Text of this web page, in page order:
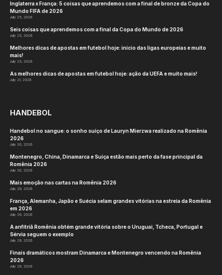
Inglaterra x França: 5 coisas que aprendemos com a final de bronze da Copa do
Mundo FIFA de 2026
July 25, 2026
Seis coisas que aprendemos com a final da Copa do Mundo de 2026
July 25, 2026
Melhores dicas de apostas em futebol hoje: início das ligas europeias e muito
mais!
July 25, 2026
As melhores dicas de apostas em futebol hoje: ação da UEFA e muito mais!
July 21, 2026
HANDEBOL
Handebol no sangue: o sonho suíço de Lauryn Mierzwa realizado na Romênia
2026
July 30, 2026
Montenegro, China, Dinamarca e Suíça estão mais perto da fase principal da
Romênia 2026
July 30, 2026
Mais emoção nas cartas na Romênia 2026
July 29, 2026
França, Alemanha, Japão e Suécia selam grandes vitórias na estreia da Romênia
em 2026
July 29, 2026
A anfitriã Romênia obtém grande vitória sobre o Uruguai, Tcheca, Portugal e
Sérvia seguem o exemplo
July 29, 2026
Finais dramáticos mostram Dinamarca e Montenegro vencendo na Romênia
2026
July 29, 2026